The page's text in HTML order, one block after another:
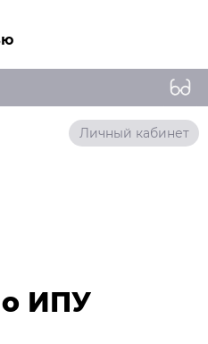
Личный кабинет
ИПУ